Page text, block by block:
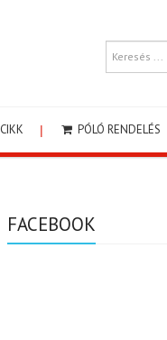
CIKK PÓLÓ RENDELÉS
FACEBOOK